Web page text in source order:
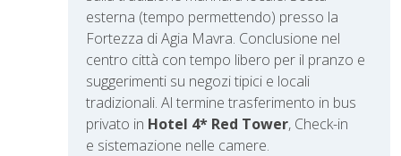
esterna (tempo permettendo) presso la
Fortezza di Agia Mavra. Conclusione nel
centro città con tempo libero per il pranzo e
suggerimenti su negozi tipici e locali
tradizionali. Al termine trasferimento in bus
privato in Hotel 4* Red Tower, Check-in
e sistemazione nelle camere.